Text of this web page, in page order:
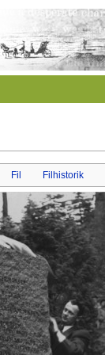
Fil Filhistorik